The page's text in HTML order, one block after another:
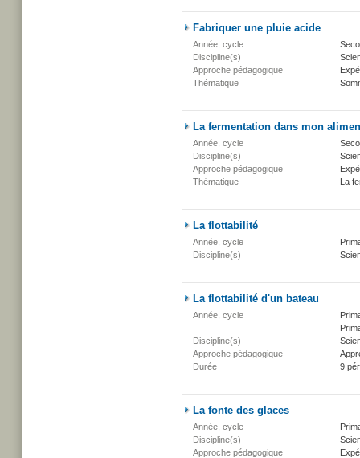
Fabriquer une pluie acide
Année, cycle
Discipline(s)
Approche pédagogique
Thématique
La fermentation dans mon
Année, cycle
Discipline(s)
Approche pédagogique
Thématique
La
La flottabilité
Année, cycle
Discipline(s)
La flottabilité d'un bateau
Année, cycle
Discipline(s)
Approche pédagogique
Durée
9
La fonte des glaces
Année, cycle
Discipline(s)
Approche pédagogique